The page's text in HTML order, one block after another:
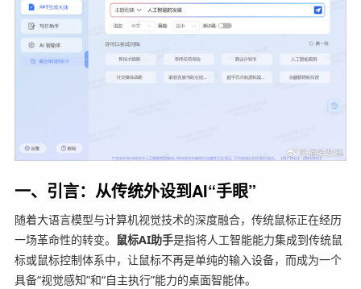
一、引言：从传统外设到AI“手眼”
随着大语言模型与计算机视觉技术的深度融合，传统鼠标正在经历
一场革命性的转变。 鼠标AI助手是指将人工智能能力集成到传统鼠
标或鼠标控制体系中，让鼠标不再是单纯的输入设备，而成为一个
具备“视觉感知”和“自主执行”能力的桌面智能体。